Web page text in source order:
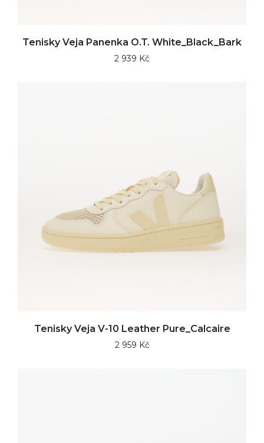
Tenisky Veja Panenka O.T. White_Black_Bark
2 939 Kč
Tenisky Veja V-10 Leather Pure_Calcaire
2 959 Kč